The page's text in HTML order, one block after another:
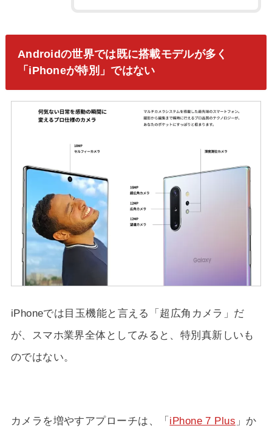
Androidの世界では既に搭載モデルが多く
「iPhoneが特別」ではない
iPhoneでは目玉機能と言える「超広角カメラ」だ
が、スマホ業界全体としてみると、特別真新しいも
のではない。
カメラを増やすアプローチは、「 iPhone 7 Plus 」か